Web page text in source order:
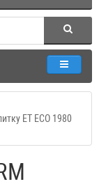
ЕТ ЕСО 1980